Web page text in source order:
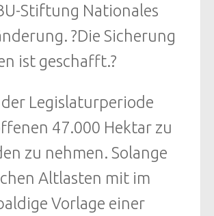
Stiftung Nationales
?Die Sicherung
ist geschafft.?
Legislaturperiode
47.000 Hektar zu
zu nehmen. Solange
Altlasten mit im
Vorlage einer